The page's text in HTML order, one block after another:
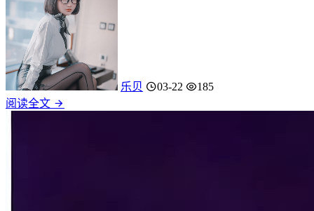
乐贝 03-22
185
阅读全文